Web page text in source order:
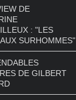
DE
: "LES
SURHOMMES"
DE GILBERT